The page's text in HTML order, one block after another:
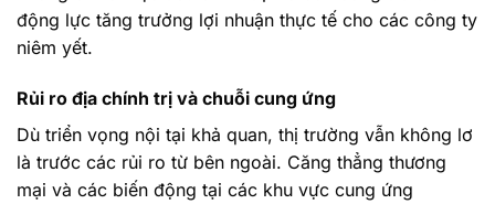
động lực tăng trưởng lợi nhuận thực tế cho các công ty
niêm yết.
Rủi ro địa chính trị và chuỗi cung ứng
Dù triển vọng nội tại khả quan, thị trường vẫn không lơ
là trước các rủi ro từ bên ngoài. Căng thẳng thương
mại và các biến động tại các khu vực cung ứng